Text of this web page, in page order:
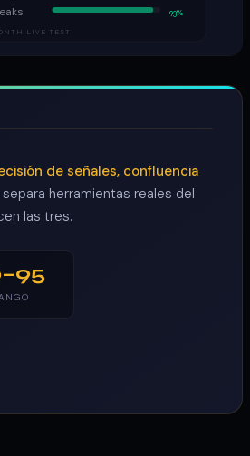
93%
LIVE TEST
de señales, confluencia
herramientas reales del
las tres.